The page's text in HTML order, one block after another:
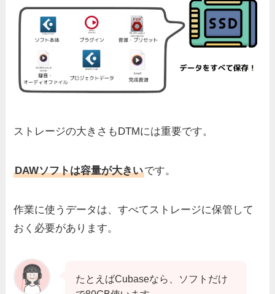
ストレージの大きさもDTMには重要です。
DAWソフトは容量が大きいです。
作業に使うデータは、すべてストレージに保管して
おく必要があります。
たとえばCubaseなら、ソフトだけ